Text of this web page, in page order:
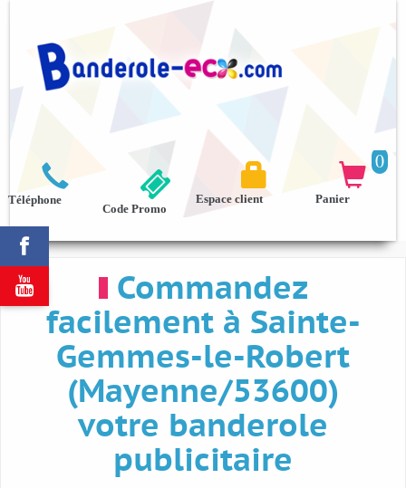



Téléphone
0

Panier

Espace client
Code Promo
Commandez
facilement à Sainte-
Gemmes-le-Robert
(Mayenne/53600)
votre banderole
publicitaire